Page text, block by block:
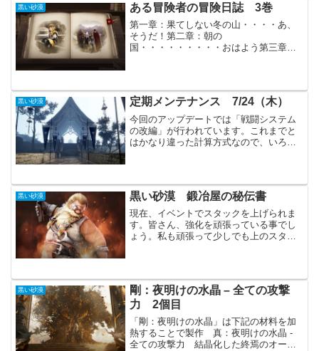
黒い砂漠 ある冒険者の冒険日誌 3巻
第一章：果てしない冬の山・・・・あ、
そうだ！第二章：朝の
国・・・・・・・・・おはよう第三章：
険者の冒険日誌」が実装され...
黒い砂漠 定期メンテナンス 7/24（木）
今回のアップデートでは「戦闘システム
の改編」が行われています。これまでと
はかなり違った計算方式なので、いろい
整（回避率、命中率や抵抗...
黒い砂漠 黒い砂漠 鍛冶屋の秘伝書
現在、イベントでスタックを上げられま
す。皆さん、強化を頑張っている事でし
ょう。私も頑張って少しでも上のスタッ
まで貯めるのが面倒だった...
黒い砂漠
剛：夜明けの水晶 – 全ての攻撃
力 2個目
「剛：夜明けの水晶」は下記の材料を加
熱することで製作 真：夜明けの水晶 -
全ての攻撃力 結晶化した終焉のオーラ